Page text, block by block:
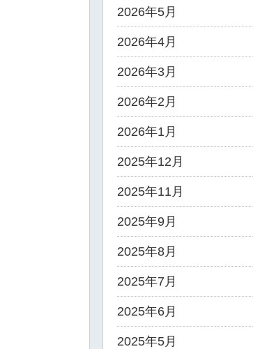
2026年5月
2026年4月
2026年3月
2026年2月
2026年1月
2025年12月
2025年11月
2025年9月
2025年8月
2025年7月
2025年6月
2025年5月